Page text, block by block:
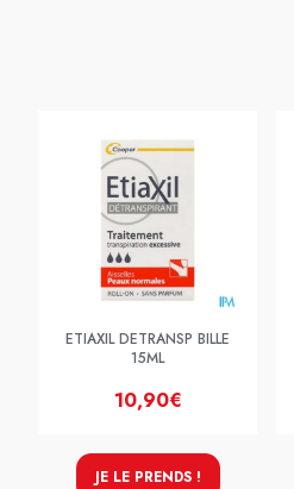
ETIAXIL DETRANSP BILLE
15ML
10,90€
JE LE PRENDS !